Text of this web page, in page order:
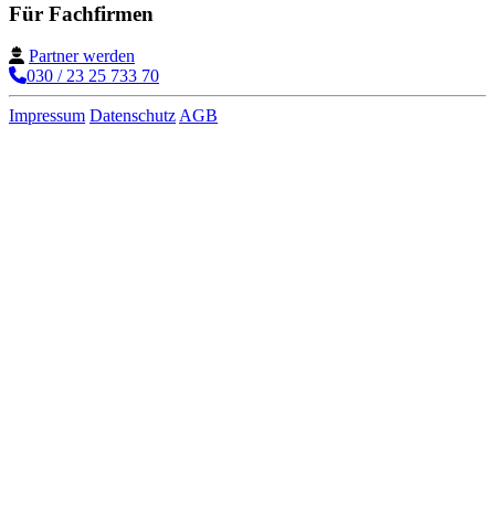
Für Fachfirmen
Partner werden
030 / 23 25 733 70
Impressum DatenschutzAGB